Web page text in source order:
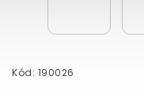
Kód: 190026